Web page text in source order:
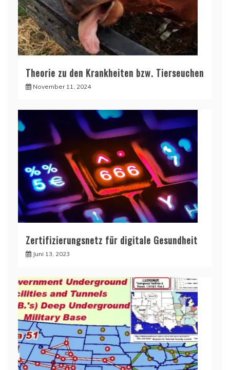
Theorie zu den Krankheiten bzw. Tierseuchen
November 11, 2024
Zertifizierungsnetz für digitale Gesundheit
Juni 13, 2023